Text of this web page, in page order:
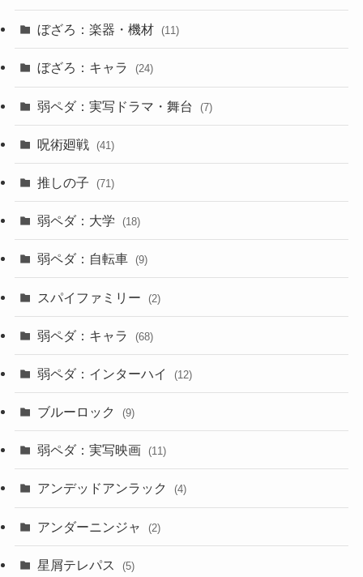
ぼざろ：楽器・機材 (11)
ぼざろ：キャラ (24)
弱ペダ：実写ドラマ・舞台 (7)
呪術廻戦 (41)
推しの子 (71)
弱ペダ：大学 (18)
弱ペダ：自転車 (9)
スパイファミリー (2)
弱ペダ：キャラ (68)
弱ペダ：インターハイ (12)
ブルーロック (9)
弱ペダ：実写映画 (11)
アンデッドアンラック (4)
アンダーニンジャ (2)
星屑テレパス (5)